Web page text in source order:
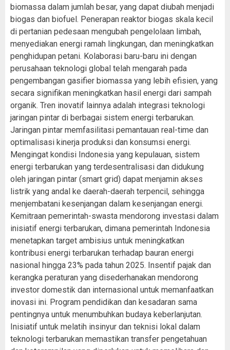
biomassa dalam jumlah besar, yang dapat diubah menjadi
biogas dan biofuel. Penerapan reaktor biogas skala kecil
di pertanian pedesaan mengubah pengelolaan limbah,
menyediakan energi ramah lingkungan, dan meningkatkan
penghidupan petani. Kolaborasi baru-baru ini dengan
perusahaan teknologi global telah mengarah pada
pengembangan gasifier biomassa yang lebih efisien, yang
secara signifikan meningkatkan hasil energi dari sampah
organik. Tren inovatif lainnya adalah integrasi teknologi
jaringan pintar di berbagai sistem energi terbarukan.
Jaringan pintar memfasilitasi pemantauan real-time dan
optimalisasi kinerja produksi dan konsumsi energi.
Mengingat kondisi Indonesia yang kepulauan, sistem
energi terbarukan yang terdesentralisasi dan didukung
oleh jaringan pintar (smart grid) dapat menjamin akses
listrik yang andal ke daerah-daerah terpencil, sehingga
menjembatani kesenjangan dalam kesenjangan energi.
Kemitraan pemerintah-swasta mendorong investasi dalam
inisiatif energi terbarukan, dimana pemerintah Indonesia
menetapkan target ambisius untuk meningkatkan
kontribusi energi terbarukan terhadap bauran energi
nasional hingga 23% pada tahun 2025. Insentif pajak dan
kerangka peraturan yang disederhanakan mendorong
investor domestik dan internasional untuk memanfaatkan
inovasi ini. Program pendidikan dan kesadaran sama
pentingnya untuk menumbuhkan budaya keberlanjutan.
Inisiatif untuk melatih insinyur dan teknisi lokal dalam
teknologi terbarukan memastikan transfer pengetahuan